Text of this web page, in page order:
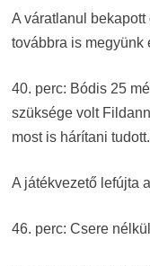
A váratlanul
továbbra is megyünk
40. perc: Bódis 25
szüksége volt
most is hárítani tudott.
A játékvezető lefújta
46. perc: Csere